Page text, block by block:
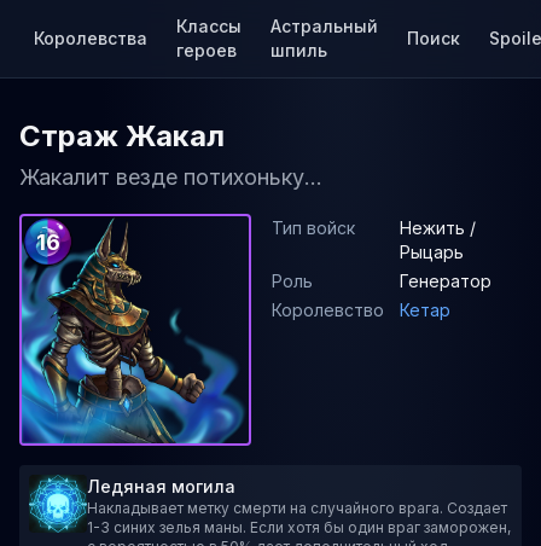
Королевства
Классы
героев
Астральный
шпиль
Поиск
Страж Жакал
Жакалит везде потихоньку...
16
Тип войск
Нежить /
Рыцарь
Роль
Генератор
Королевство
Кетар
Ледяная могила
Накладывает метку смерти на случайного врага. Создает
1-3 синих зелья маны. Если хотя бы один враг заморожен,